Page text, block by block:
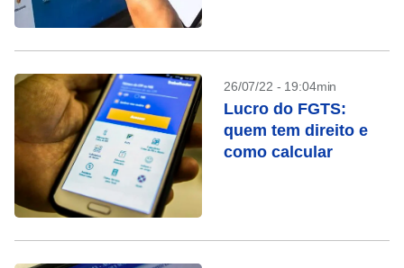
26/07/22 - 19:04min
Lucro do FGTS:
quem tem direito e
como calcular